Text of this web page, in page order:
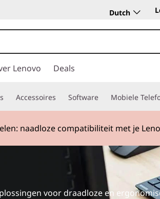
Dutch
Lenovo Deals
Accessoires Software Mobiele
naadloze compatibiliteit met je
voor draadloze en